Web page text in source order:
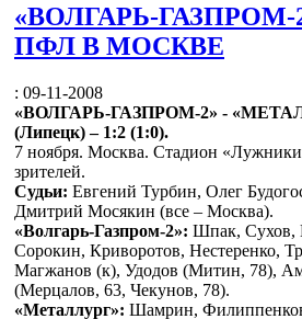
«ВОЛГАРЬ-
ПФЛ В МОСКВЕ
: 09-11-2008
«ВОЛГАРЬ-ГАЗПРОМ-2» -
(Липецк) – 1:2 (1:0).
7 ноября. Москва. Стадион
зрителей.
Судьи: Евгений Турбин, Олег
Дмитрий Мосякин (все – Москва).
«Волгарь-Газпром-2»: Шпак, Сухов,
Сорокин, Криворотов, Нестеренко,
Магжанов (к), Удодов (Митин, 78),
(Мерцалов, 63, Чекунов, 78).
«Металлург»: Шамрин,